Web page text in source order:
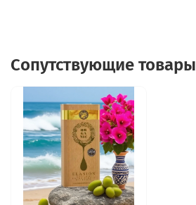
Сопутствующие товары